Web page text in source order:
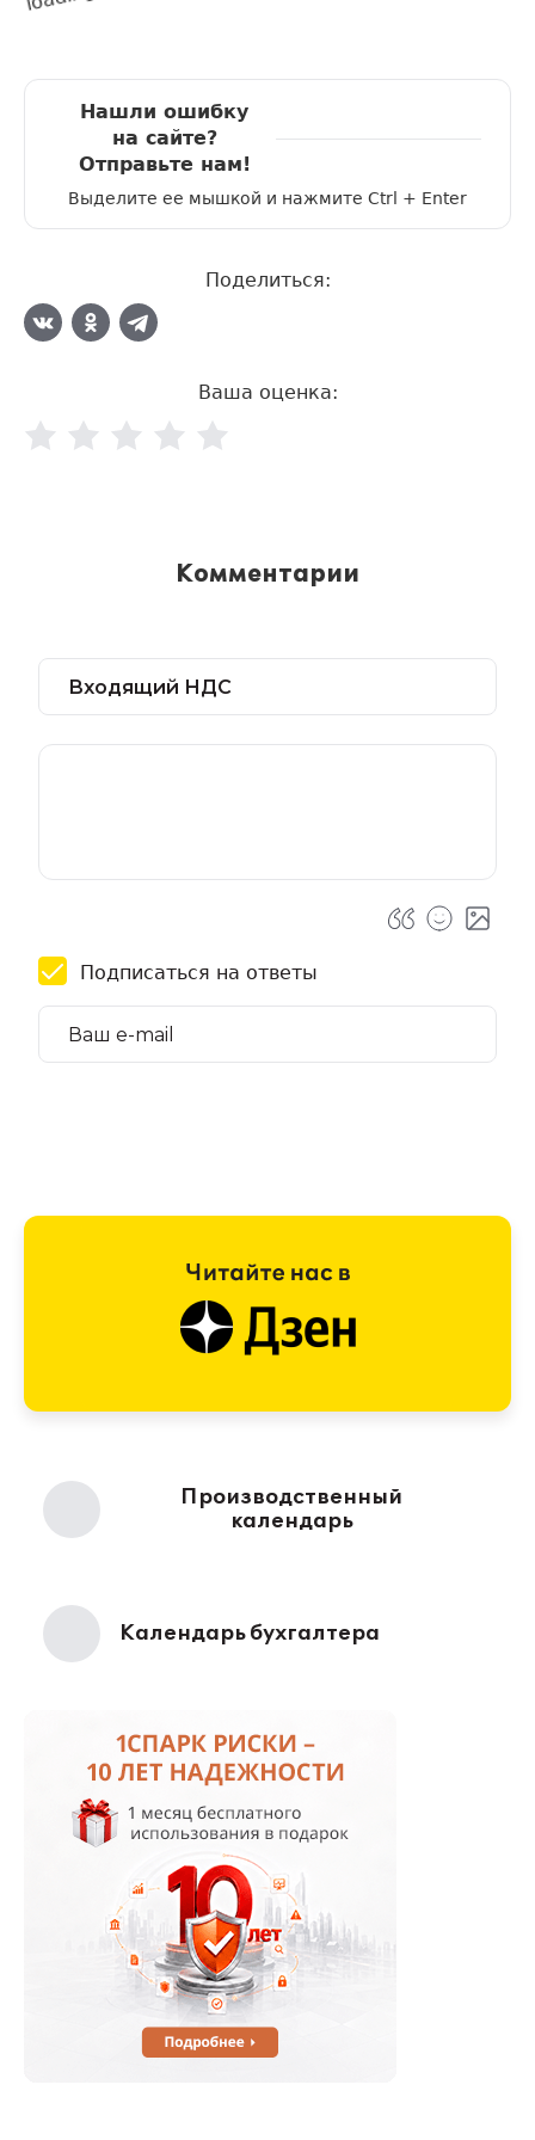
Нашли ошибку
на сайте?
Отправьте нам!
Выделите ее мышкой и нажмите Ctrl + Enter
Поделиться:
Ваша оценка:
Комментарии
Подписаться на ответы
Производственный
календарь
Календарь бухгалтера